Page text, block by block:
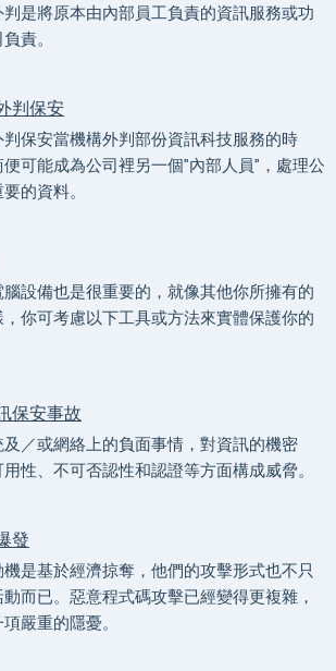
是將原本由內部員工負責的資訊服務或功
責。
判保安
保安當機構外判部份資訊科技服務的時
可能成為公司裡另一個”內部人員”，處理公
的資料。
設備也是很重要的，就像其他你所擁有的
你可考慮以下工具或方法來實體保護你的
保安事故
／或網絡上的負面事情，對資訊的機密
性、不可否認性和認證等方面構成威脅。
發
是基於經濟掠奪，他們的攻擊形式也不只
而已。惡意程式碼攻擊已經變得更複雜，
嚴重的隱憂。